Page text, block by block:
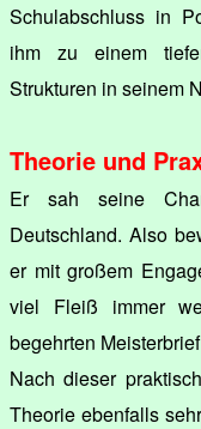
Schulabschluss in
ihm zu einem
Strukturen in seinem
Theorie und
Er sah seine
Deutschland. Also
er mit großem
viel Fleiß immer
begehrten
Nach dieser
Theorie ebenfalls